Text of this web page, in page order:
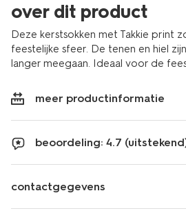
over dit product
Deze kerstsokken met Takkie print
feestelijke sfeer. De tenen en hiel
langer meegaan. Ideaal voor de
meer productinformatie
beoordeling: 4.7
contactgegevens